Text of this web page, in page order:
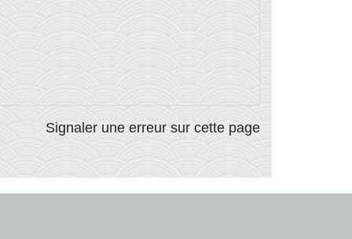
Signaler une erreur sur cette page